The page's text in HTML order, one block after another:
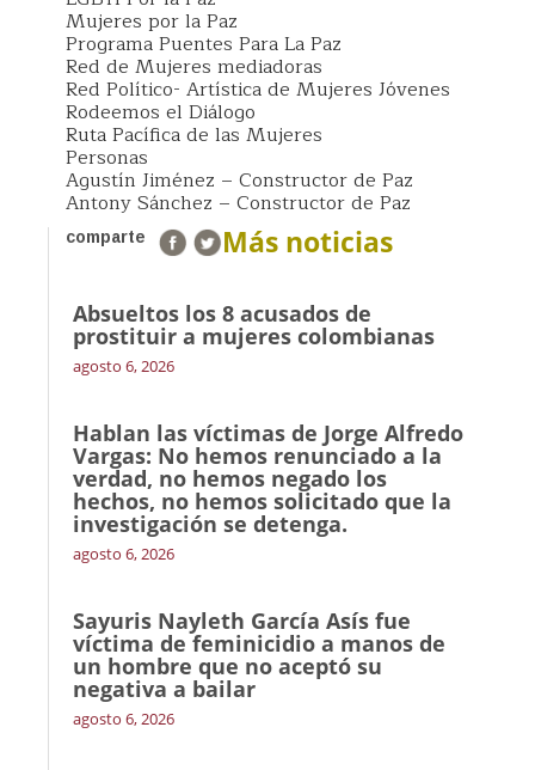
Mujeres por la Paz
Programa Puentes Para La Paz
Red de Mujeres mediadoras
Red Político- Artística de Mujeres Jóvenes
Rodeemos el Diálogo
Ruta Pacífica de las Mujeres
Personas
Agustín Jiménez – Constructor de Paz
Antony Sánchez – Constructor de Paz
comparte Más noticias
Absueltos los 8 acusados de
prostituir a mujeres colombianas
agosto 6, 2026
Hablan las víctimas de Jorge Alfredo
Vargas: No hemos renunciado a la
verdad, no hemos negado los
hechos, no hemos solicitado que la
investigación se detenga.
agosto 6, 2026
Sayuris Nayleth García Asís fue
víctima de feminicidio a manos de
un hombre que no aceptó su
negativa a bailar
agosto 6, 2026